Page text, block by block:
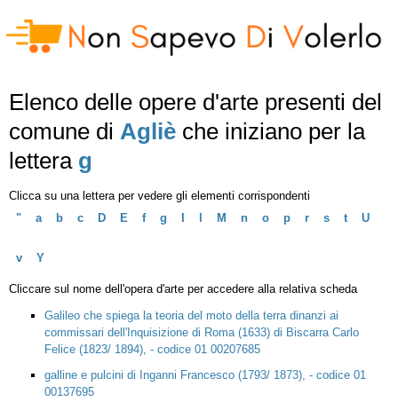
Elenco delle opere d'arte presenti del
comune di Agliè che iniziano per la
lettera g
Clicca su una lettera per vedere gli elementi corrispondenti
"
a b c D E f g M n o p r s t U
v Y
Cliccare sul nome dell'opera d'arte per accedere alla relativa scheda
Galileo che spiega la teoria del moto della terra dinanzi ai
commissari dell'Inquisizione di Roma (1633) di Biscarra Carlo
Felice (1823/ 1894), - codice 01 00207685
galline e pulcini di Inganni Francesco (1793/ 1873), - codice 01
00137695